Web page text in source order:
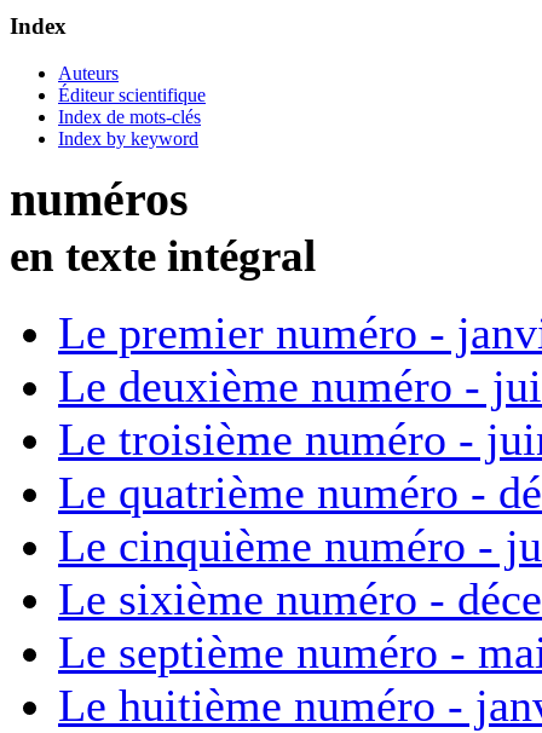
Index
Auteurs
Éditeur scientifique
Index de mots-clés
Index by keyword
numéros
en texte intégral
Le premier numéro -
Le deuxième numéro -
Le troisième numéro -
Le quatrième numéro -
Le cinquième numéro -
Le sixième numéro -
Le septième numéro -
Le huitième numéro -